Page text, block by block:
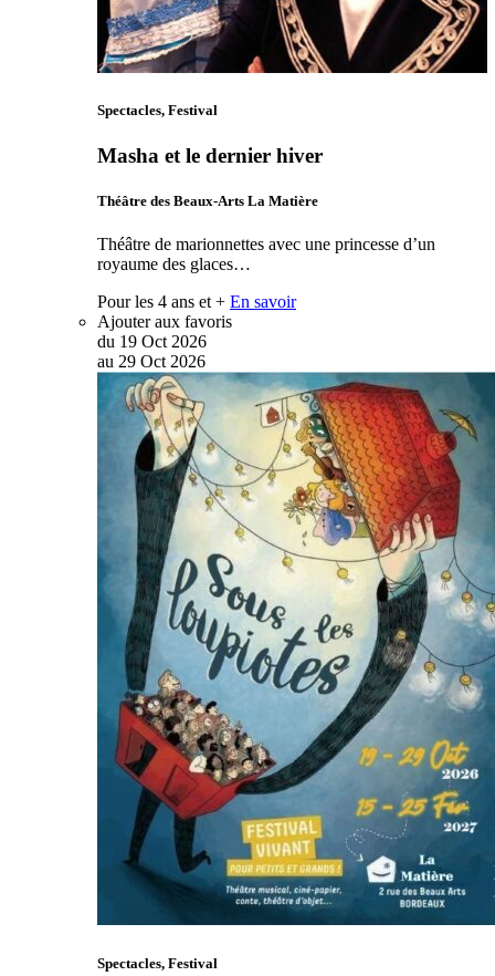
Spectacles, Festival
Masha et le dernier hiver
Théâtre des Beaux-Arts La Matière
Théâtre de marionnettes avec une princesse d’un
royaume des glaces…
Pour les 4 ans et + En savoir
Ajouter aux favoris
du 19 Oct 2026
au 29 Oct 2026
Spectacles, Festival